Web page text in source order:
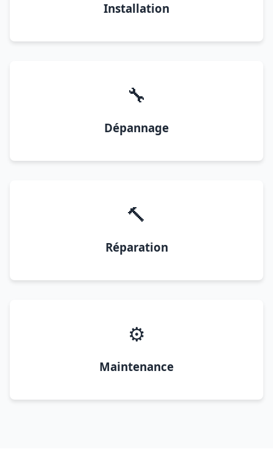
Installation
🔧
Dépannage
🔨
Réparation
⚙️
Maintenance